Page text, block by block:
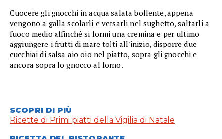
Cuocere gli gnocchi in acqua salata bollente, appena
vengono a galla scolarli e versarli nel sughetto, saltarli a
fuoco medio affinché si formi una cremina e per ultimo
aggiungere i frutti di mare tolti all'inizio, disporre due
cucchiai di salsa aio oio nel piatto, sopra gli gnocchi e
ancora sopra lo gnocco al forno.
SCOPRI DI PIÙ
Ricette di Primi piatti della Vigilia di Natale